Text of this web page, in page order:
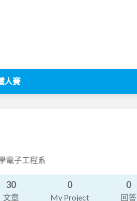
人賽
電子工程系
30
文章
0
My Project
0
回答